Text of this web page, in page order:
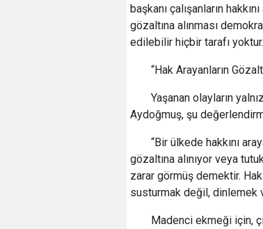
başkanı çalışanların
gözaltına alınması
edilebilir hiçbir tarafı
“Hak Arayanların
Yaşanan olayların
Aydoğmuş, şu
“Bir ülkede hakkını
gözaltına alınıyor veya
zarar görmüş demektir.
susturmak değil, dinlemek
Madenci ekmeği için,